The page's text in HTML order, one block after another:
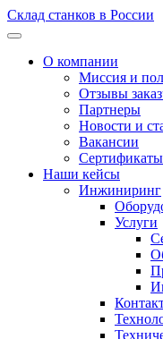
Склад станков в России
О компании
Миссия и
Отзывы
Партнеры
Новости и
Вакансии
Наши кейсы
Инжиниринг
Услуги